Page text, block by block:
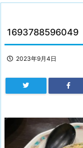
1693788596049
2023年9月4日